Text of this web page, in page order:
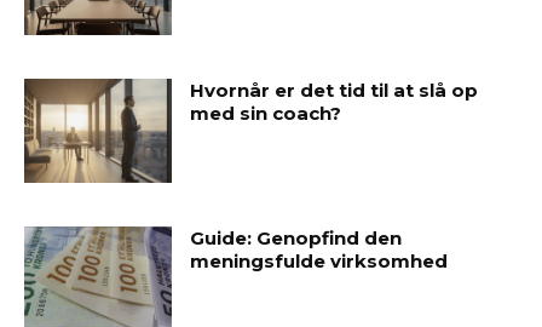
Hvornår er det tid til at slå op
med sin coach?
Guide: Genopfind den
meningsfulde virksomhed